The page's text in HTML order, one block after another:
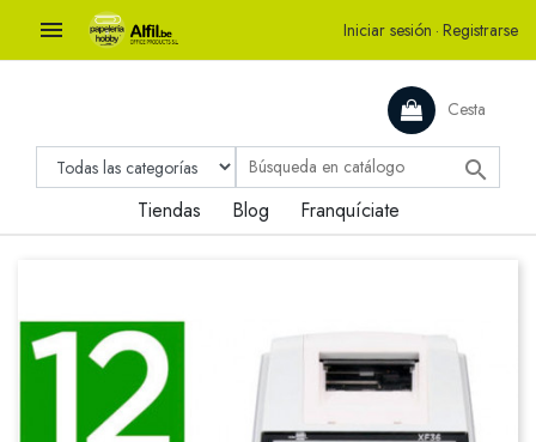
 Iniciar sesión · Registrarse
Cesta

Tiendas Blog Franquíciate